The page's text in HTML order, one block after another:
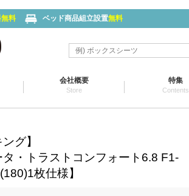
料 ベッド商品組立設置無料
会社概要
Store
特集
Contents
ング】
タ・トラストコンフォート6.8 F1-
枚仕様】